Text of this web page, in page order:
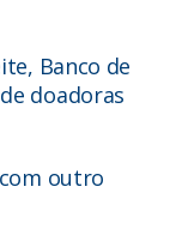
Banco de
doadoras
outro